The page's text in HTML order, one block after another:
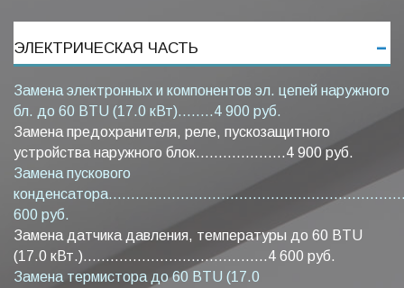
ЭЛЕКТРИЧЕСКАЯ ЧАСТЬ
Замена электронных и компонентов эл. цепей наружного
бл. до 60 BTU (17.0 кВт)........4 900 руб.
Замена предохранителя, реле, пускозащитного
устройства наружного блок....................4 900 руб.
Замена пускового
600 руб.
Замена датчика давления, температуры до 60 BTU
(17.0 кВт.).........................................4 600 руб.
Замена термистора до 60 BTU (17.0